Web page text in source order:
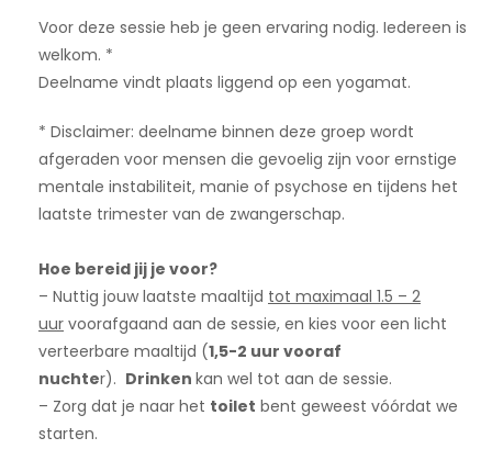
Voor deze sessie heb je geen ervaring nodig. Iedereen is
welkom. *
Deelname vindt plaats liggend op een yogamat.
* Disclaimer: deelname binnen deze groep wordt
afgeraden voor mensen die gevoelig zijn voor ernstige
mentale instabiliteit, manie of psychose en tijdens het
laatste trimester van de zwangerschap.
Hoe bereid jij je voor?
– Nuttig jouw laatste maaltijd tot maximaal 1.5 – 2
uur voorafgaand aan de sessie, en kies voor een licht
verteerbare maaltijd (1,5-2 uur vooraf
nuchter). Drinken kan wel tot aan de sessie.
– Zorg dat je naar het toilet bent geweest vóórdat we
starten.